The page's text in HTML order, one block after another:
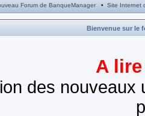
Forum de BanqueManager• Site Internet
Bienvenue sur le
A
des